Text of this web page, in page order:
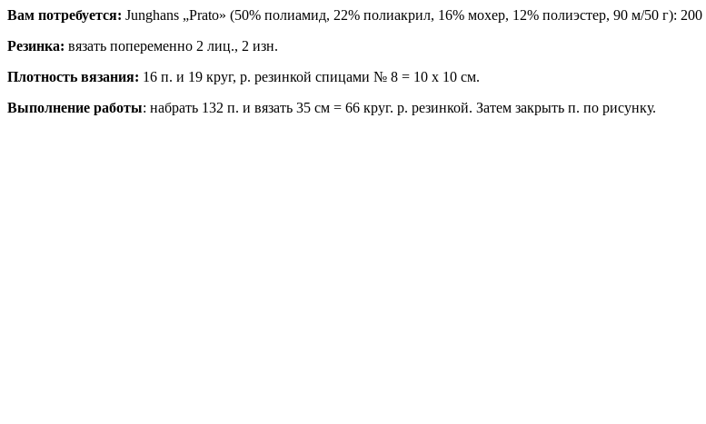
Вам потребуется: Junghans „Prato» (50% полиамид, 22% полиакрил, 16% мохер, 12% полиэстер, 90 м/50 г):
Резинка: вязать попеременно 2 лиц., 2 изн.
Плотность вязания: 16 п. и 19 круг, р. резинкой спицами № 8 = 10 х 10 см.
Выполнение работы: набрать 132 п. и вязать 35 см = 66 круг. р. резинкой. Затем закрыть п. по рисунку.